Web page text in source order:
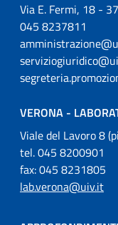
Via E. Fermi, 18 -
045 8237811
VERONA -
Viale del Lavoro 8
tel. 045 8200901
fax: 045 8231805
lab.verona@uiv.it